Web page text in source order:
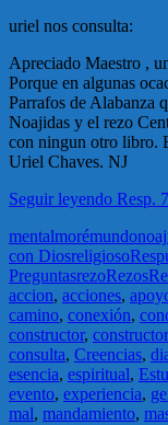
uriel nos consulta:
Apreciado Maestro ,
Porque en algunas
Parrafos de Alabanza
Noajidas y el rezo
con ningun otro libro.
Uriel Chaves. NJ
Seguir leyendo Resp.
mentalmorémundonoaj
con Diosreligioso
PreguntasrezoRezos
accion, acciones,
camino, conexión,
constructor,
consulta, Creencias,
esencia, espiritual,
evento, experiencia,
mal, mandamiento,